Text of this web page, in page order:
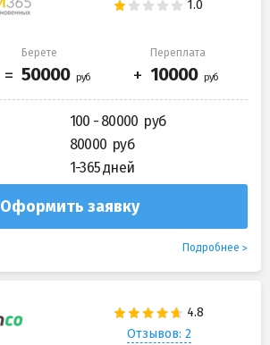
Берете Переплата
100 - 80000
80000
1-365 дней
Оформить заявку
Подробнее
Отзывов: 2